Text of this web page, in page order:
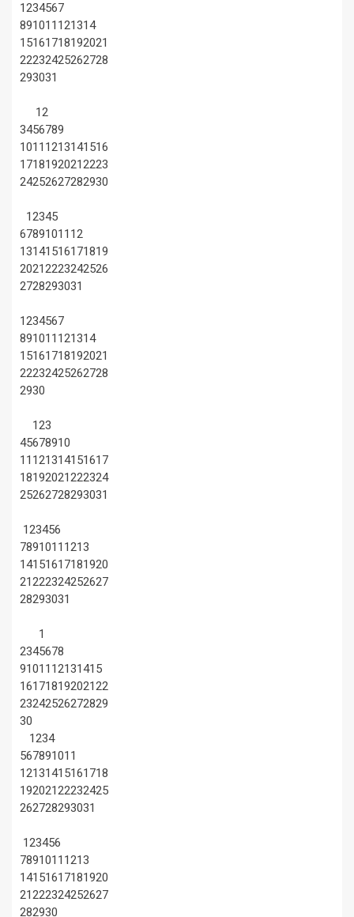
1234567
891011 121314
15161718192021
22232425262728
293031
12
3456789
1011 1213141516
17181920212223
24252627282930
12345
67891011 12
13141516171819
20212223242526
2728293031
1234567
891011 121314
15161718192021
22232425262728
2930
123
45678910
11 121314151617
18192021222324
25262728293031
123456
7891011 1213
14151617181920
21222324252627
28293031
1
2345678
91011 12131415
16171819202122
23242526272829
30
1234
567891011
12131415161718
19202122232425
262728293031
123456
7891011 1213
14151617181920
21222324252627
282930